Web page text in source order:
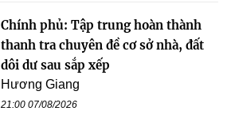
Chính phủ: Tập trung hoàn thành
thanh tra chuyên đề cơ sở nhà, đất
dôi dư sau sắp xếp
Hương Giang
21:00 07/08/2026